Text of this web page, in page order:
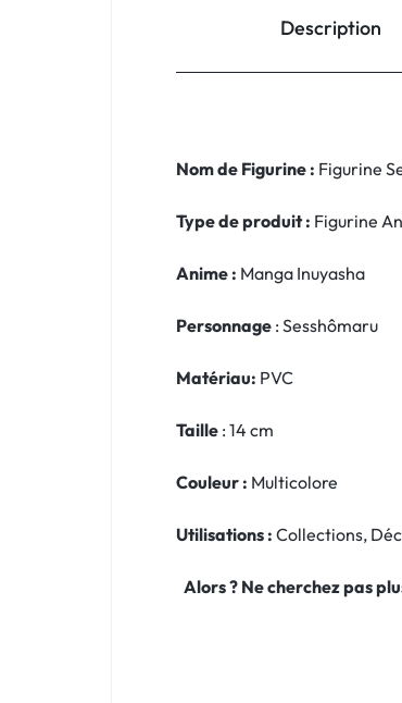
Description
Nom de Figurine : Figurine
Type de produit : Figurine
Anime : Manga Inuyasha
Personnage : Sesshômaru
Matériau: PVC
Taille : 14 cm
Couleur : Multicolore
Utilisations : Collections,
Alors ? Ne cherchez pas